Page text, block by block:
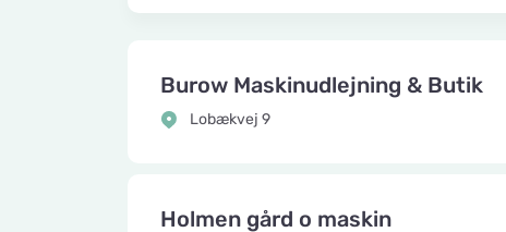
Burow Maskinudlejning & Butik
Lobækvej 9
Holmen gård o maskin